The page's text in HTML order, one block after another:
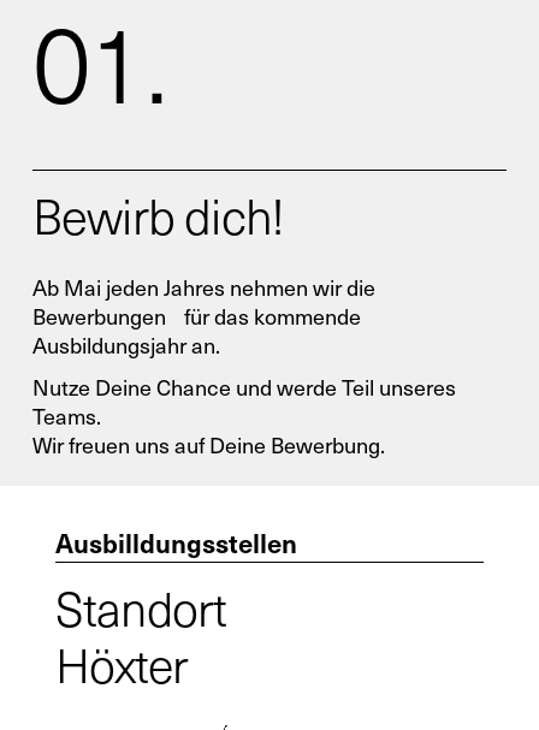
01.
Bewirb dich!
Ab Mai jeden Jahres nehmen wir die
Bewerbungen für das kommende
Ausbildungsjahr an.
Nutze Deine Chance und werde Teil unseres
Teams.
Wir freuen uns auf Deine Bewerbung.
Ausbilldungsstellen
Standort
Höxter
Nutzen Sie gerne unser Kontaktformular
und schicken Sie uns Ihre Anfrage.
Neugeschäft
Service
Ersatzteile
Retrofit